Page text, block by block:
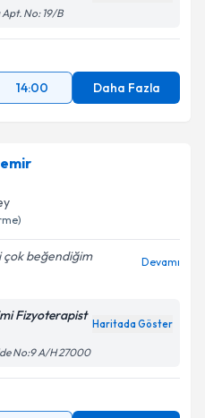
No: 19/B
14:00 Daha Fazla
beğendiğim
Devamı
Fizyoterapist
Haritada Göster
No:9 A/H 27000